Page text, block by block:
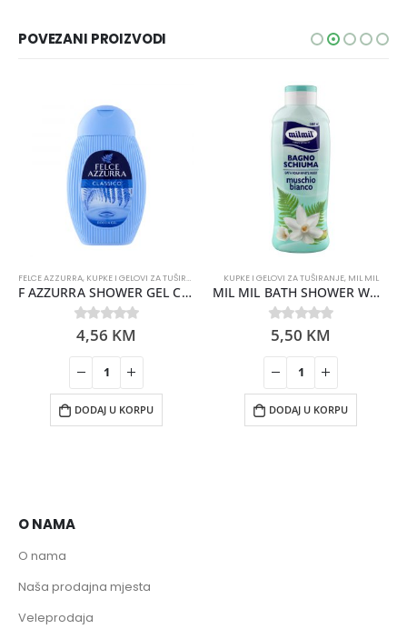
POVEZANI PROIZVODI
FELCE AZZURRA, KUPKE I GELOVI ZA TUŠIRANJE
F AZZURRA SHOWER GEL CLASSIC 250ML
0out of 5
4,56 KM
DODAJ U KORPU
KUPKE I GELOVI ZA TUŠIRANJE, MIL MIL
MIL MIL BATH SHOWER WHITE MUSK 1000ML
0out of 5
5,50 KM
DODAJ U KORPU
O NAMA
O nama
Naša prodajna mjesta
Veleprodaja